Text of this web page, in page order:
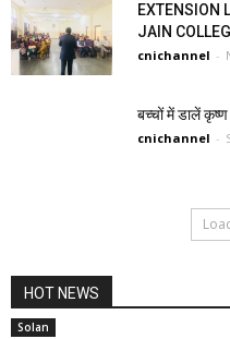
EXTENSION
JAIN
cnichannel -
बच्चों में डालें
cnichannel -
HOT NEWS
Solan